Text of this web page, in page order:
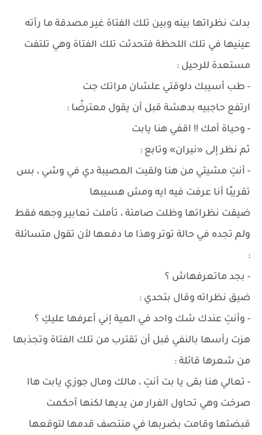
بدلت نظراتها بينه وبين تلك الفتاة غير مصدقة ما رأته
عينيها في تلك اللحظة فتحدثت تلك الفتاة وهي تلتفت
مستعدة للرحيل :
- طب أسيبك دلوقتي علشان مراتك جت
ارتفع حاجبيه بدهشة قبل أن يقول معترضًا :
- وحياة أمك !! اقفي هنا يابت
ثم نظر إلى «نيران» وتابع :
- أنتِ مشيتي من هنا ولقيت المصيبة دي في وشي ، بس
تقريبًا أنا عرفت فيه ايه ومش هسيبها
ضيقت نظراتها وظلت صامتة ، تأملت تعابير وجهه فقط
ولم تجده في حالة توتر وهذا ما دفعها لأن تقول متسائلة
:
- بجد ماتعرفهاش ؟
ضيق نظراته وقال بتحدي :
- وأنتِ عندك شك واحد في المية إني أعرفها عليكِ ؟
هزت رأسها بالنفي قبل أن تقترب من تلك الفتاة وتجذبها
من شعرها قائلة :
- تعالي هنا بقى يا بت أنتِ ، مالك ومال جوزي يابت هاا
صرخت وهي تحاول الفرار من يديها لكنها أحكمت
قبضتها وقامت بضربها في منتصف قدمها لتوقعها